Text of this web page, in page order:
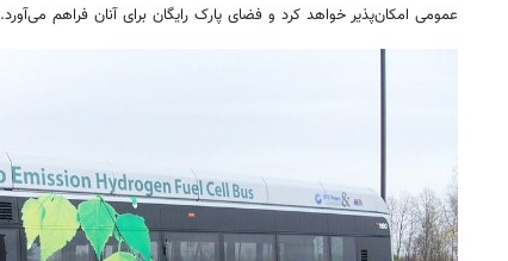
عمومی امکان‌پذیر خواهد کرد و فضای پارک رایگان برای آنان فراهم می‌آورد.